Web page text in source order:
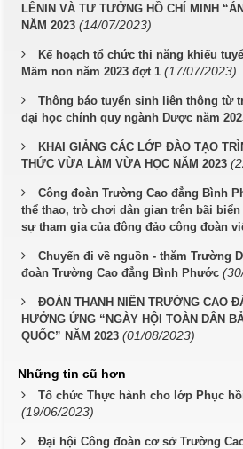
LÊNIN VÀ TƯ TƯỞNG HỒ CHÍ MINH
NĂM 2023 (14/07/2023)
Kế hoạch tổ chức thi năng khiếu
Mầm non năm 2023 đợt 1 (17/07/2023)
Thông báo tuyển sinh liên thông từ
đại học chính quy ngành Dược năm
KHAI GIẢNG CÁC LỚP ĐÀO TẠO
THỨC VỪA LÀM VỪA HỌC NĂM 2023
Công đoàn Trường Cao đẳng Bình
thể thao, trò chơi dân gian trên bãi
sự tham gia của đông đảo công đoàn
Chuyến đi về nguồn - thăm Trường
đoàn Trường Cao đẳng Bình Phước
ĐOÀN THANH NIÊN TRƯỜNG CAO
HƯỞNG ỨNG “NGÀY HỘI TOÀN DÂN
QUỐC” NĂM 2023 (01/08/2023)
Những tin cũ hơn
Tổ chức Thực hành cho lớp Phục
(19/06/2023)
Đại hội Công đoàn cơ sở Trường